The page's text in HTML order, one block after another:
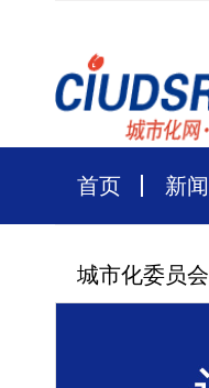
首页 新闻
城市化委员会